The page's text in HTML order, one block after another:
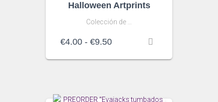
Halloween Artprints
Colección de …
€4.00 - €9.50Rango
precios: